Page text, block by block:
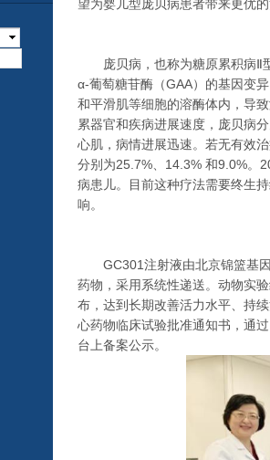
望为婴儿型庞贝病患者带来更优
庞贝病，也称为糖原累积病Ⅱ型
α-葡萄糖苷酶（GAA）的基因变
和平滑肌等细胞的溶酶体内，导
累器官和疾病进展速度，庞贝病
心肌，病情进展迅速。若无有效
分别为25.7%、14.3% 和9.0%。
病患儿。目前这种疗法需要终生
响。
GC301注射液由北京锦篮基因
药物，采用系统性递送。动物实
布，达到长期改善活力水平、持
心药物临床试验批准通知书，通
台上备案公示。